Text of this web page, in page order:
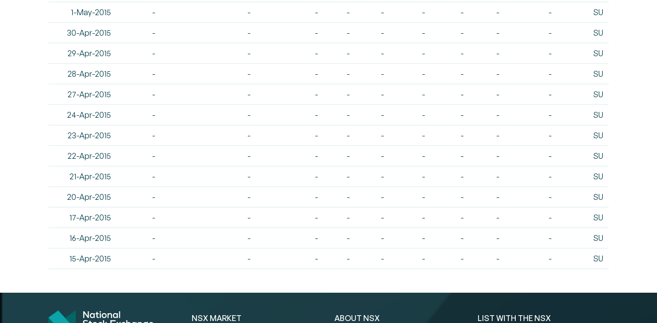
1-May-2015 - - - - - - - - - SU
30-Apr-2015 - - - - - - - - - SU
29-Apr-2015 - - - - - - - - - SU
28-Apr-2015 - - - - - - - - - SU
27-Apr-2015 - - - - - - - - - SU
24-Apr-2015 - - - - - - - - - SU
23-Apr-2015 - - - - - - - - - SU
22-Apr-2015 - - - - - - - - - SU
21-Apr-2015 - - - - - - - - - SU
20-Apr-2015 - - - - - - - - - SU
17-Apr-2015 - - - - - - - - - SU
16-Apr-2015 - - - - - - - - - SU
15-Apr-2015 - - - - - - - - - SU
NSX MARKET ABOUT NSX LIST WITH THE NSX